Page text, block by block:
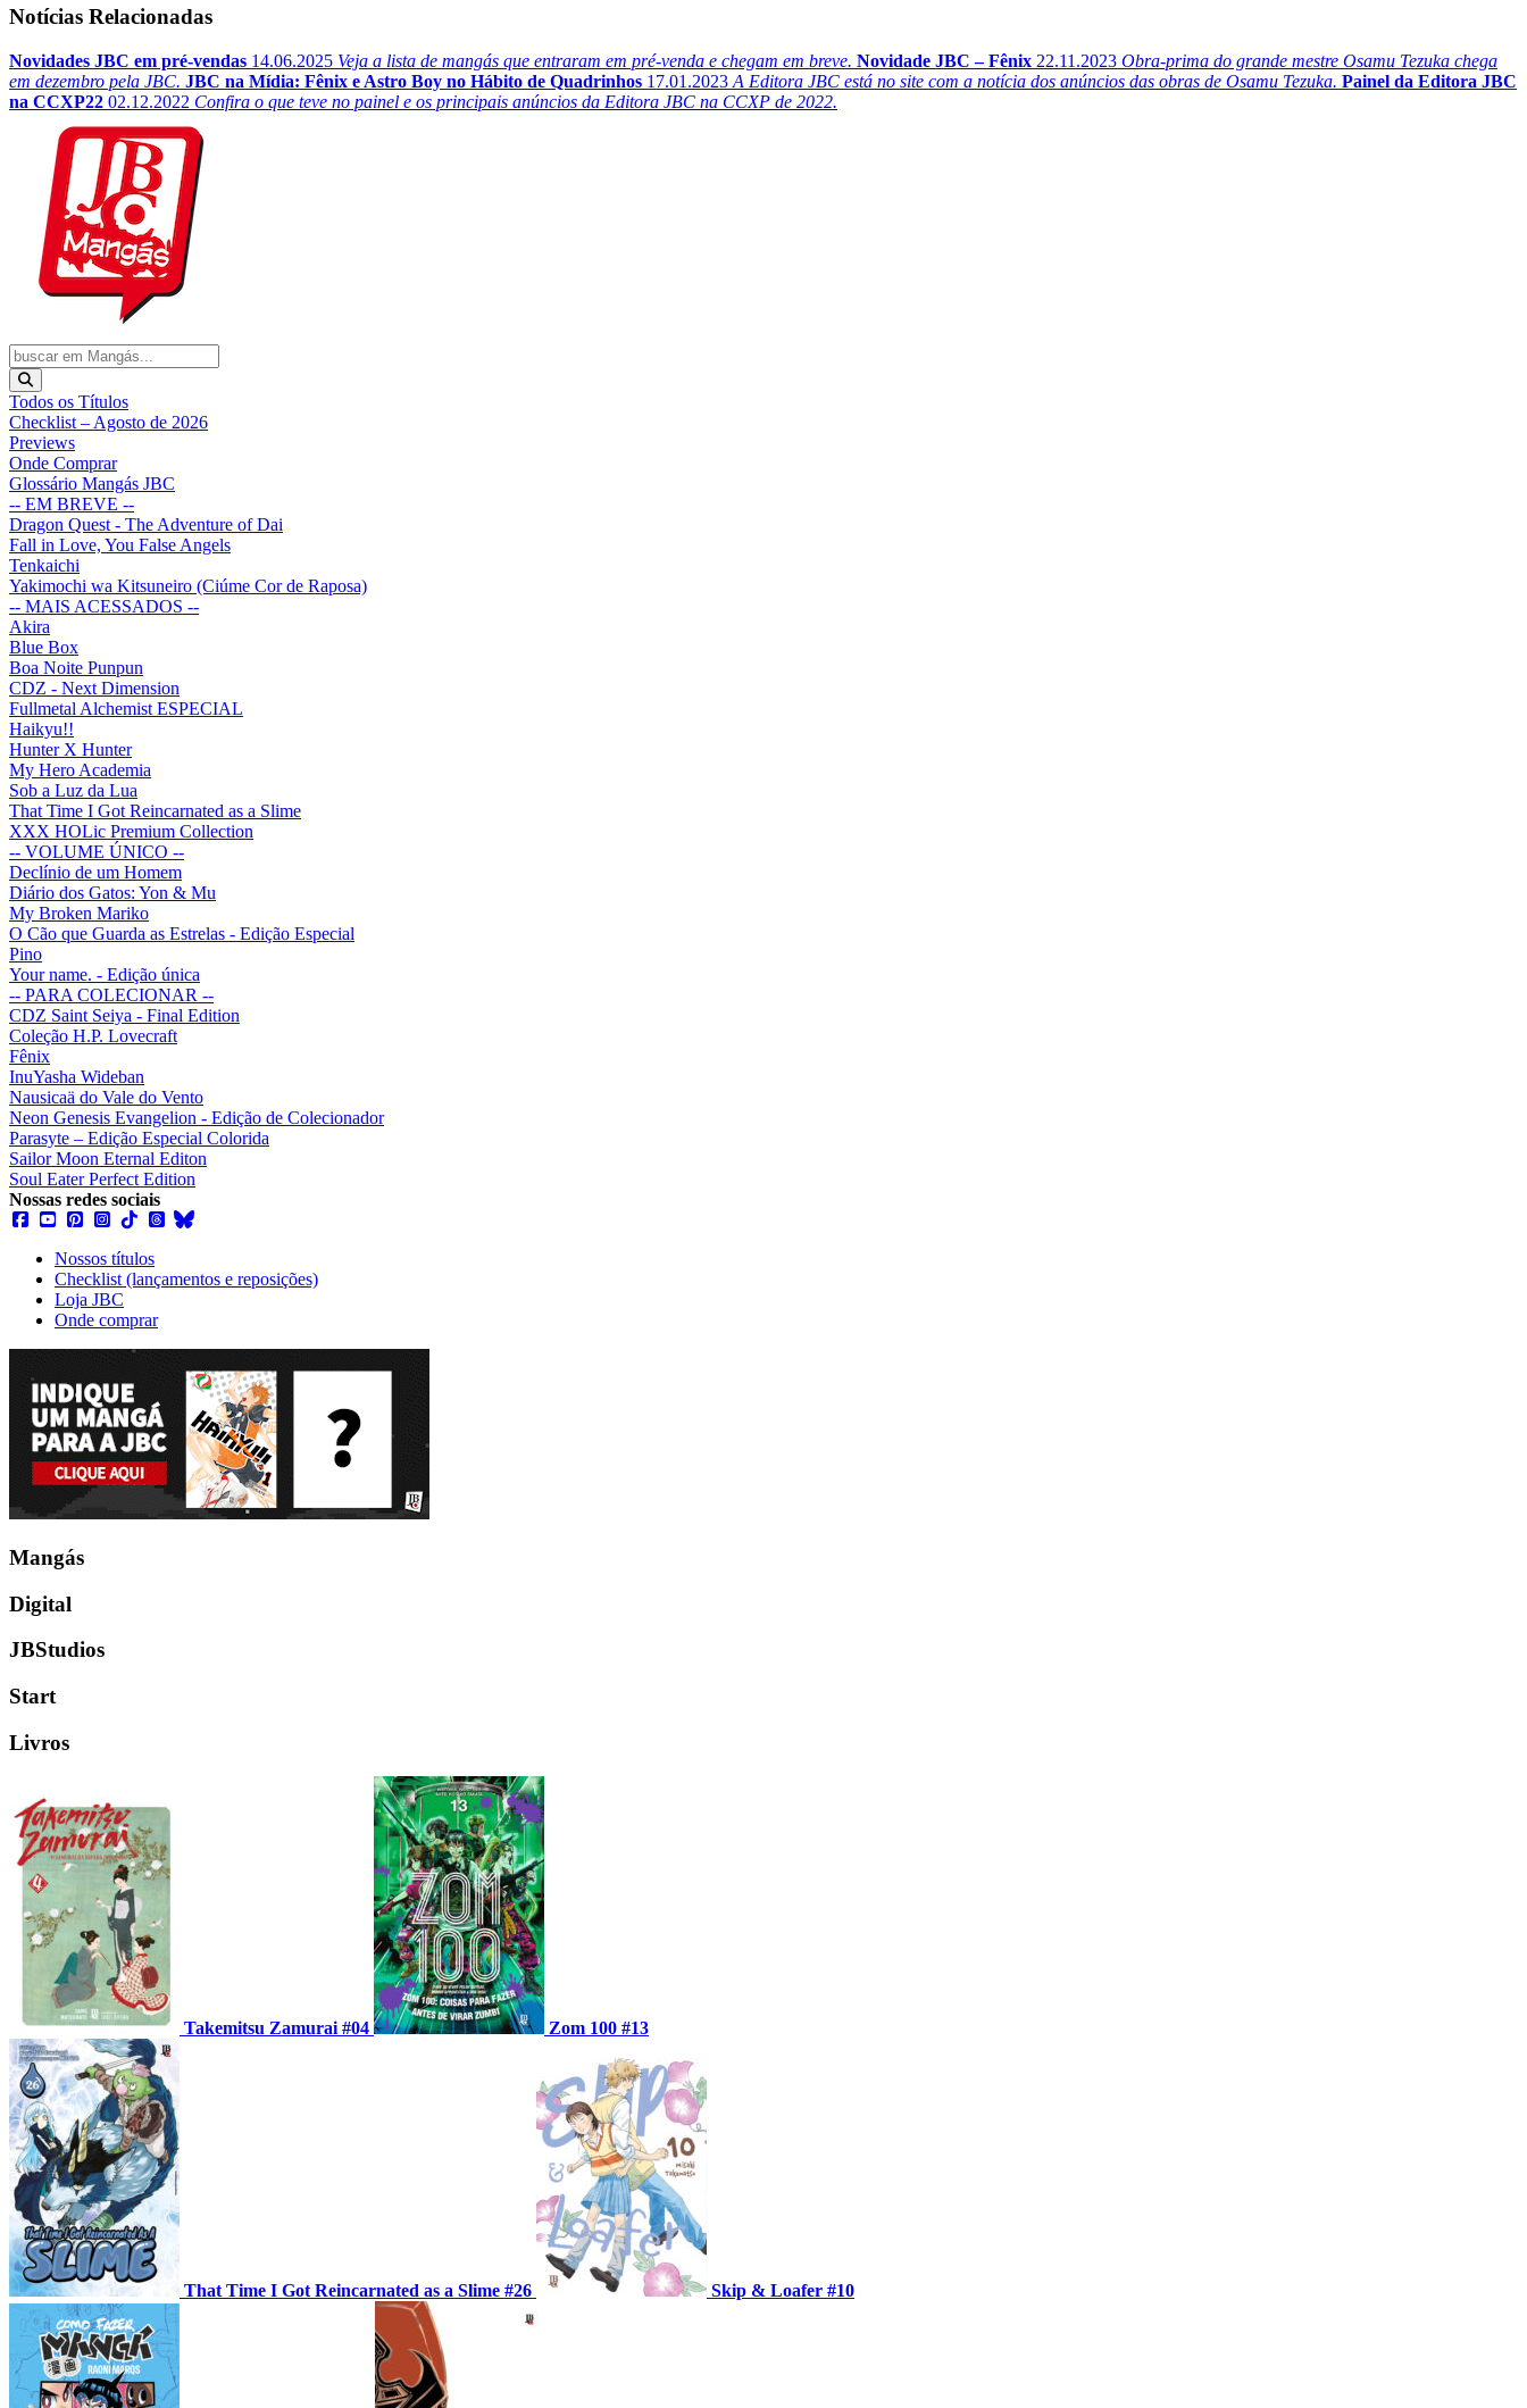
Notícias Relacionadas
Novidades JBC em pré-vendas 14.06.2025 Veja a lista de mangás que entraram em pré-venda e chegam em breve. Novidade JBC – Fênix 22.11.2023 Obra-prima do grande mestre Osamu Tezuka chega
em dezembro pela JBC. JBC na Mídia: Fênix e Astro Boy no Hábito de Quadrinhos 17.01.2023 A Editora JBC está no site com a notícia dos anúncios das obras de Osamu Tezuka. Painel da Editora JBC
na CCXP22 02.12.2022 Confira o que teve no painel e os principais anúncios da Editora JBC na CCXP de 2022.
Todos os Títulos
Checklist – Agosto de 2026
Previews
Onde Comprar
Glossário Mangás JBC
-- EM BREVE --
Dragon Quest - The Adventure of Dai
Fall in Love, You False Angels
Tenkaichi
Yakimochi wa Kitsuneiro (Ciúme Cor de Raposa)
-- MAIS ACESSADOS --
Akira
Blue Box
Boa Noite Punpun
CDZ - Next Dimension
Fullmetal Alchemist ESPECIAL
Haikyu!!
Hunter X Hunter
My Hero Academia
Sob a Luz da Lua
That Time I Got Reincarnated as a Slime
XXX HOLic Premium Collection
-- VOLUME ÚNICO --
Declínio de um Homem
Diário dos Gatos: Yon & Mu
My Broken Mariko
O Cão que Guarda as Estrelas - Edição Especial
Pino
Your name. - Edição única
-- PARA COLECIONAR --
CDZ Saint Seiya - Final Edition
Coleção H.P. Lovecraft
Fênix
InuYasha Wideban
Nausicaä do Vale do Vento
Neon Genesis Evangelion - Edição de Colecionador
Parasyte – Edição Especial Colorida
Sailor Moon Eternal Editon
Soul Eater Perfect Edition
Nossas redes sociais
Nossos títulos
Checklist (lançamentos e reposições)
Loja JBC
Onde comprar
Mangás
Digital
JBStudios
Start
Livros
Takemitsu Zamurai #04 Zom 100 #13
That Time I Got Reincarnated as a Slime #26 Skip & Loafer #10